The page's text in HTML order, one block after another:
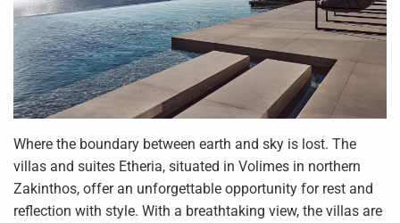
Where the boundary between earth and sky is lost. The
villas and suites Etheria, situated in Volimes in northern
Zakinthos, offer an unforgettable opportunity for rest and
reflection with style. With a breathtaking view, the villas are